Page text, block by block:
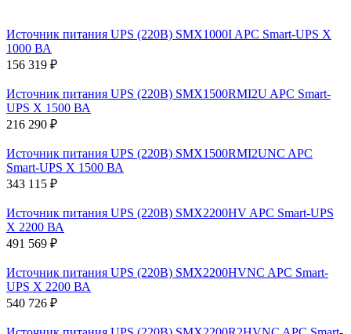
Источник питания UPS (220В) SMX1000I APC Smart-UPS X
1000 ВА
156 319 ₽
Источник питания UPS (220В) SMX1500RMI2U APC Smart-
UPS X 1500 ВА
216 290 ₽
Источник питания UPS (220В) SMX1500RMI2UNC APC
Smart-UPS X 1500 ВА
343 115 ₽
Источник питания UPS (220В) SMX2200HV APC Smart-UPS
X 2200 ВА
491 569 ₽
Источник питания UPS (220В) SMX2200HVNC APC Smart-
UPS X 2200 ВА
540 726 ₽